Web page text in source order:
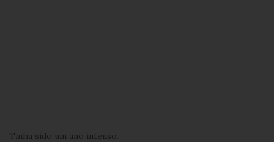
Tinha sido um ano intenso.